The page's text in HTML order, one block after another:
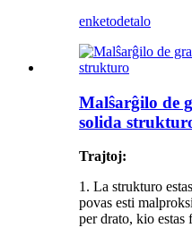
enketodetalo
Malŝarĝilo de
solida
Trajtoj:
1. La strukturo
povas esti
per drato, kio